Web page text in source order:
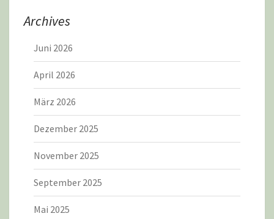
Archives
Juni 2026
April 2026
März 2026
Dezember 2025
November 2025
September 2025
Mai 2025